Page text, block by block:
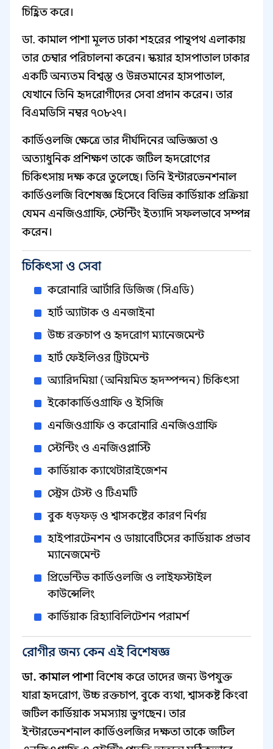
চিহ্নিত করে।
ডা. কামাল পাশা মূলত ঢাকা শহরের পান্থপথ এলাকায়
তার চেম্বার পরিচালনা করেন। স্কয়ার হাসপাতাল ঢাকার
একটি অন্যতম বিশ্বস্ত ও উন্নতমানের হাসপাতাল,
যেখানে তিনি হৃদরোগীদের সেবা প্রদান করেন। তার
বিএমডিসি নম্বর ৭০৮২৭।
কার্ডিওলজি ক্ষেত্রে তার দীর্ঘদিনের অভিজ্ঞতা ও
অত্যাধুনিক প্রশিক্ষণ তাকে জটিল হৃদরোগের
চিকিৎসায় দক্ষ করে তুলেছে। তিনি ইন্টারভেনশনাল
কার্ডিওলজি বিশেষজ্ঞ হিসেবে বিভিন্ন কার্ডিয়াক প্রক্রিয়া
যেমন এনজিওগ্রাফি, স্টেন্টিং ইত্যাদি সফলভাবে সম্পন্ন
করেন।
চিকিৎসা ও সেবা
করোনারি আর্টারি ডিজিজ (সিএডি)
হার্ট অ্যাটাক ও এনজাইনা
উচ্চ রক্তচাপ ও হৃদরোগ ম্যানেজমেন্ট
হার্ট ফেইলিওর ট্রিটমেন্ট
অ্যারিদমিয়া (অনিয়মিত হৃদস্পন্দন) চিকিৎসা
ইকোকার্ডিওগ্রাফি ও ইসিজি
এনজিওগ্রাফি ও করোনারি এনজিওগ্রাফি
স্টেন্টিং ও এনজিওপ্লাস্টি
কার্ডিয়াক ক্যাথেটারাইজেশন
স্ট্রেস টেস্ট ও টিএমটি
বুক ধড়ফড় ও শ্বাসকষ্টের কারণ নির্ণয়
হাইপারটেনশন ও ডায়াবেটিসের কার্ডিয়াক প্রভাব
ম্যানেজমেন্ট
প্রিভেন্টিভ কার্ডিওলজি ও লাইফস্টাইল
কাউন্সেলিং
কার্ডিয়াক রিহ্যাবিলিটেশন পরামর্শ
রোগীর জন্য কেন এই বিশেষজ্ঞ
ডা. কামাল পাশাবিশেষ করে তাদের জন্য উপযুক্ত
যারা হৃদরোগ, উচ্চ রক্তচাপ, বুকে ব্যথা, শ্বাসকষ্ট কিংবা
জটিল কার্ডিয়াক সমস্যায় ভুগছেন। তার
ইন্টারভেনশনাল কার্ডিওলজির দক্ষতা তাকে জটিল